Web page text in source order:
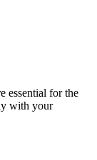
essential for the
with your